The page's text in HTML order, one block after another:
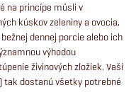
na princípe müsli v
kúskov zeleniny a ovocia,
dennej porcie alebo ich
výhodou
živinových zložiek. Vaši
tak dostanú všetky potrebné